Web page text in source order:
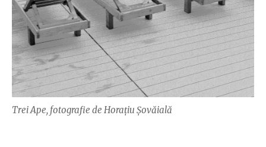
Trei Ape, fotografie de Horațiu Șovăială